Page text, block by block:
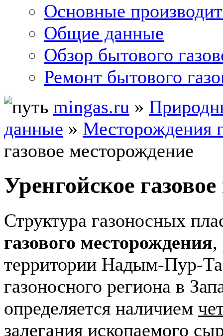
Основные
Общие данные
Обзор бытового
Ремонт бытового
mingas.ru »
данные » Месторождения
газовое месторождение
Уренгойское
Структура газоносных
газового месторождения,
территории Надым-Пур-
газоносного региона в
определяется наличием
залегания ископаемого